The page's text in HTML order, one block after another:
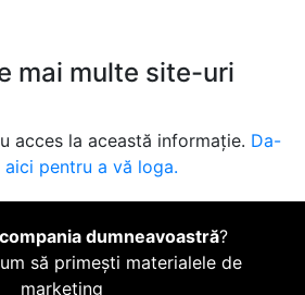
mai multe site-uri
acces la această informație. Da-
pentru a vă loga.
dumneavoastră?
să primești materialele de
marketing